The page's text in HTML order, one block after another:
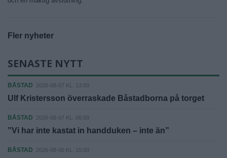
Fler nyheter
SENASTE NYTT
BÅSTAD 2026-08-07 KL. 13:00
Ulf Kristersson överraskade Båstadborna på torget
BÅSTAD 2026-08-07 KL. 06:00
”Vi har inte kastat in handduken – inte än”
BÅSTAD 2026-08-06 KL. 15:00